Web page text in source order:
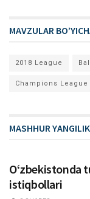
MAVZULAR
2018 League
Champions League
MASHHUR
Oʻzbekistonda
istiqbollari